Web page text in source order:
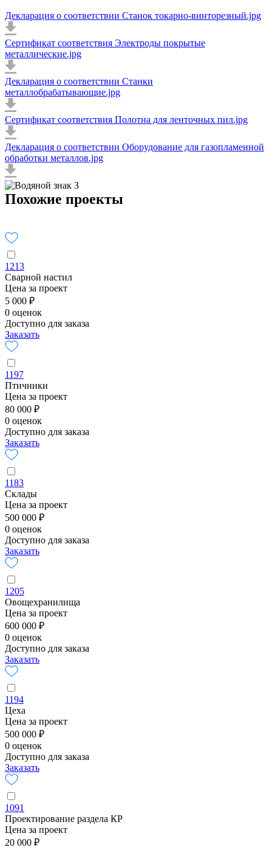
Декларация о соответствии Станок токарно-винторезный.jpg
Сертификат соответствия Электроды покрытые
металлические.jpg
Декларация о соответствии Станки
металлобрабатывающие.jpg
Сертификат соответствия Полотна для ленточных пил.jpg
Декларация о соответствии Оборудование для газопламенной
обработки металлов.jpg
Похожие проекты
1213
Сварной настил
Цена за проект
5 000 ₽
0 оценок
Доступно для заказа
Заказать
1197
Птичники
Цена за проект
80 000 ₽
0 оценок
Доступно для заказа
Заказать
1183
Склады
Цена за проект
500 000 ₽
0 оценок
Доступно для заказа
Заказать
1205
Овощехранилища
Цена за проект
600 000 ₽
0 оценок
Доступно для заказа
Заказать
1194
Цеха
Цена за проект
500 000 ₽
0 оценок
Доступно для заказа
Заказать
1091
Проектирование раздела КР
Цена за проект
20 000 ₽